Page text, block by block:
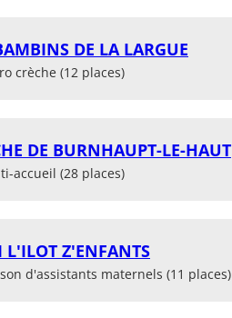
DE LA LARGUE
crèche (12 places)
DE BURNHAUPT-LE-HAUT
accueil (28 places)
L'ILOT Z'ENFANTS
d'assistants maternels (11 places)